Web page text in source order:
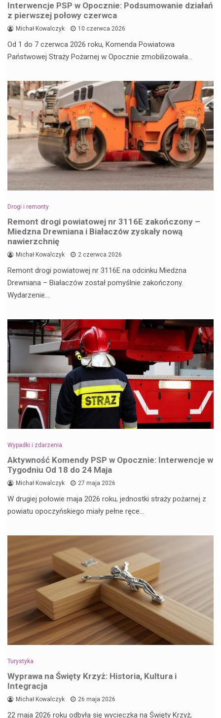
Interwencje PSP w Opocznie: Podsumowanie działań
z pierwszej połowy czerwca
Michał Kowalczyk 10 czerwca 2026
Od 1 do 7 czerwca 2026 roku, Komenda Powiatowa
Państwowej Straży Pożarnej w Opocznie zmobilizowała…
Drogi i remonty
Remont drogi powiatowej nr 3116E zakończony –
Miedzna Drewniana i Białaczów zyskały nową
nawierzchnię
Michał Kowalczyk 2 czerwca 2026
Remont drogi powiatowej nr 3116E na odcinku Miedzna
Drewniana – Białaczów został pomyślnie zakończony.
Wydarzenie…
Wypadki i zdarzenia
Aktywność Komendy PSP w Opocznie: Interwencje w
Tygodniu Od 18 do 24 Maja
Michał Kowalczyk 27 maja 2026
W drugiej połowie maja 2026 roku, jednostki straży pożarnej z
powiatu opoczyńskiego miały pełne ręce…
Turystyka
Wyprawa na Święty Krzyż: Historia, Kultura i
Integracja
Michał Kowalczyk 26 maja 2026
22 maja 2026 roku odbyła się wycieczka na Święty Krzyż,